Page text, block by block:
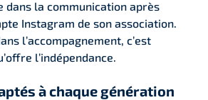
dans la communication après
Instagram de son association.
l’accompagnement, c’est
l’indépendance.
à chaque génération